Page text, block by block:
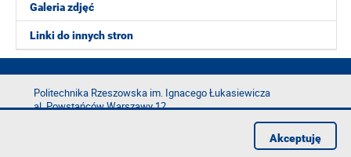
Galeria zdjęć
Linki do innych stron
Politechnika Rzeszowska im. Ignacego Łukasiewicza
al. Powstańców Warszawy 12
Akceptuję